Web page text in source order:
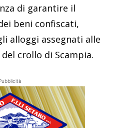
di garantire il
beni confiscati,
alloggi assegnati alle
crollo di Scampia.